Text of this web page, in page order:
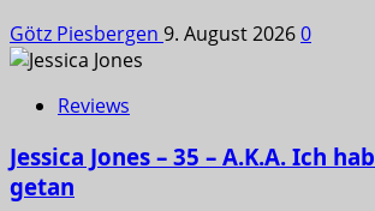
Götz Piesbergen 9. August 20260
Reviews
Jessica Jones – 35 – A.K.A. Ich
getan